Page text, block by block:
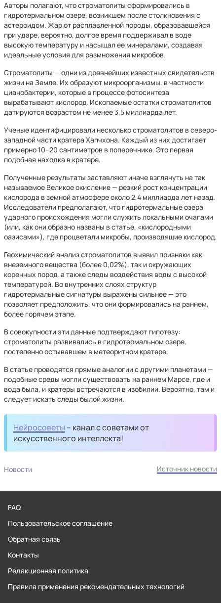
Авторы полагают, что строматолиты сформировались в
гидротермальном озере, возникшем после столкновения с
астероидом. Жар от расплавленной породы, образовавшейся
при ударе, вероятно, долгое время поддерживал в воде
высокую температуру и насыщал ее минералами, создавая
идеальные условия для размножения микробов.
Строматолиты — одни из древнейших известных свидетельств
жизни на Земле. Их образуют микроорганизмы, в частности
цианобактерии, которые в процессе фотосинтеза
вырабатывают кислород. Ископаемые остатки строматолитов
датируются возрастом не менее 3,5 миллиарда лет.
Ученые идентифицировали несколько строматолитов в северо-
западной части кратера Хапчхона. Каждый из них достигает
примерно 10–20 сантиметров в поперечнике. Это первая
подобная находка в кратере.
Полученные результаты заставляют иначе взглянуть на так
называемое Великое окисление — резкий рост концентрации
кислорода в земной атмосфере около 2,4 миллиарда лет назад.
Исследователи предполагают, что гидротермальные озера
ударного происхождения могли служить локальными очагами
(или, как они образно названы в статье, «кислородными
оазисами»), где процветали микробы, производящие кислород.
Геохимический анализ строматолитов выявил признаки как
внеземного вещества (более 0,02%), так и окружающих
коренных пород, а также следы воздействия воды с высокой
температурой. Во внутренних слоях структур
гидротермальные сигнатуры выражены сильнее — это
позволяет предположить, что они формировались на раннем,
более горячем этапе.
В совокупности эти данные подтверждают гипотезу:
строматолиты развивались в гидротермальном озере,
постепенно остывавшем в метеоритном кратере.
В статье проводятся прямые аналогии с другими планетами —
подобные среды могли существовать на раннем Марсе, где и
вода была, и кратеры встречаются в изобилии. Вероятно, там и
следует искать следы былой жизни.
Нейросоветы – канал с советами от
искусственного интеллекта!
Новости Источник новости
FAQ
Пользовательское соглашение
Обратная связь
Контакты
Редакционная политика
Правила применения рекомендательных технологий